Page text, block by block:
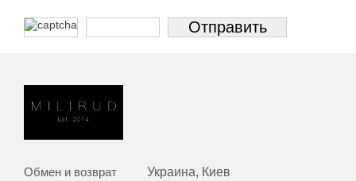
Обмен и возврат
Украина, Киев